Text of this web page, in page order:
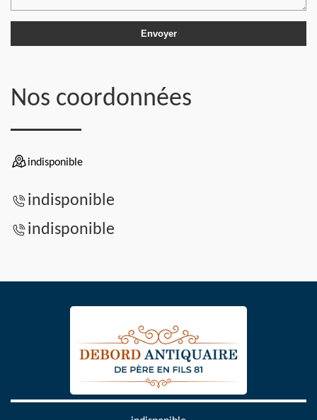
Nos coordonnées
indisponible
indisponible
indisponible